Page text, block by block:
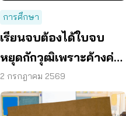
การศึกษา
เรียนจบต้องได้ใบจบ
หยุดกักวุฒิเพราะค้างค่า
เทอม ปิดกั้นอนาคตเด็ก
2 กรกฎาคม 2569